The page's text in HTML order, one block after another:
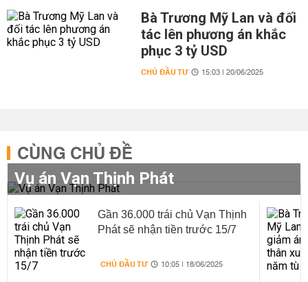
Bà Trương Mỹ Lan và đối
tác lên phương án khắc
phục 3 tỷ USD
CHỦ ĐẦU TƯ 15:03 | 20/06/2025
CÙNG CHỦ ĐỀ
Vụ án Vạn Thịnh Phát
Gần 36.000 trái chủ Vạn Thịnh
Phát sẽ nhận tiền trước 15/7
CHỦ ĐẦU TƯ 10:05 | 18/06/2025